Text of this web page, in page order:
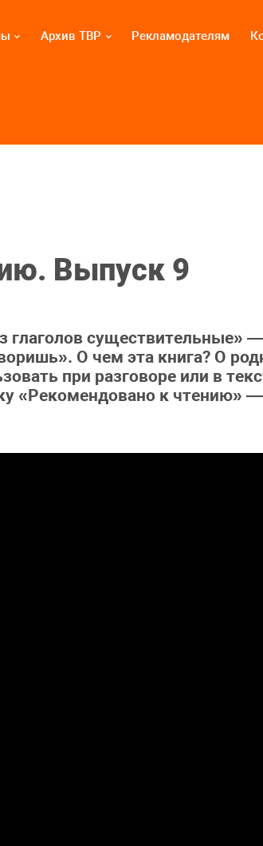
Архив ТВР Рекламодателям
Выпуск 9
существительные»
О чем эта книга? О
при разговоре или в
«Рекомендовано к чтению»